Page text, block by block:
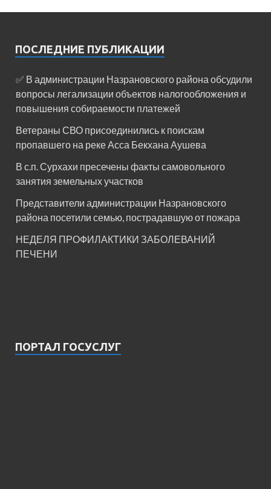
ПОСЛЕДНИЕ ПУБЛИКАЦИИ
✅ В администрации Назрановского района обсудили
вопросы легализации объектов налогообложения и
повышения собираемости платежей
Ветераны СВО присоединились к поискам
пропавшего на реке Асса Бекхана Аушева
В с.п. Сурхахи пресечены факты самовольного
занятия земельных участков
Представители администрации Назрановского
района посетили семью, пострадавшую от пожара
НЕДЕЛЯ ПРОФИЛАКТИКИ ЗАБОЛЕВАНИЙ
ПЕЧЕНИ
ПОРТАЛ ГОСУСЛУГ